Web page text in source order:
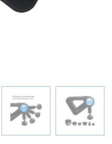
Pistolen
onze mening
een massage gun: drie